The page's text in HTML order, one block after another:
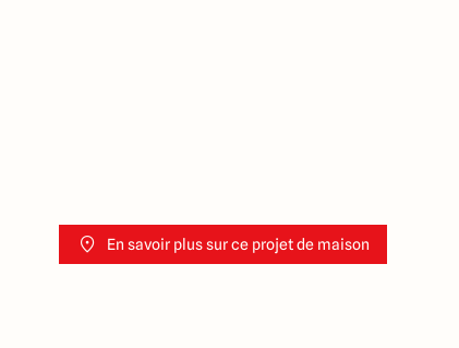
En savoir plus sur ce projet de maison